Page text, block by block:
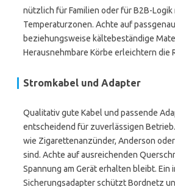
nützlich für Familien oder für B2B-
Temperaturzonen. Achte auf
beziehungsweise kältebeständige
Herausnehmbare Körbe erleichtern die
Stromkabel und Adapter
Qualitativ gute Kabel und passende
entscheidend für zuverlässigen
wie Zigarettenanzünder, Anderson
sind. Achte auf ausreichenden
Spannung am Gerät erhalten bleibt. Ein
Sicherungsadapter schützt Bordnetz